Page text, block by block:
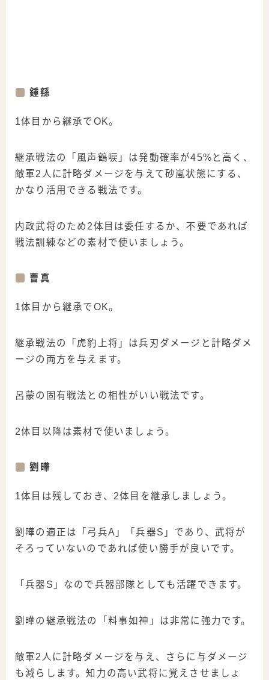
鍾繇
1体目から継承でOK。
継承戦法の「風声鶴唳」は発動確率が45%と高く、
敵軍2人に計略ダメージを与えて砂嵐状態にする、
かなり活用できる戦法です。
内政武将のため2体目は委任するか、不要であれば
戦法訓練などの素材で使いましょう。
曹真
1体目から継承でOK。
継承戦法の「虎豹上将」は兵刃ダメージと計略ダメ
ージの両方を与えます。
呂蒙の固有戦法との相性がいい戦法です。
2体目以降は素材で使いましょう。
劉曄
1体目は残しておき、2体目を継承しましょう。
劉曄の適正は「弓兵A」「兵器S」であり、武将が
そろっていないのであれば使い勝手が良いです。
「兵器S」なので兵器部隊としても活躍できます。
劉曄の継承戦法の「料事如神」は非常に強力です。
敵軍2人に計略ダメージを与え、さらに与ダメージ
も減らします。知力の高い武将に覚えさせましょ